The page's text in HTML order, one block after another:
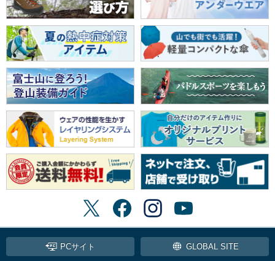
PCサイト GLOBAL SITE